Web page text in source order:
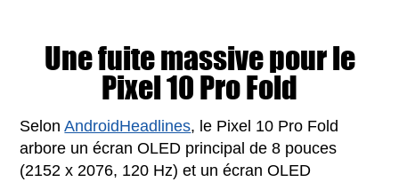
Une fuite massive pour le
Pixel 10 Pro Fold
SelonAndroidHeadlines, le Pixel 10 Pro Fold
arbore un écran OLED principal de 8 pouces
(2152 x 2076, 120 Hz) et un écran OLED